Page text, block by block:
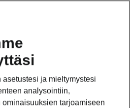
asetustesi ja mieltymystesi
analysointiin,
tarjoamiseen